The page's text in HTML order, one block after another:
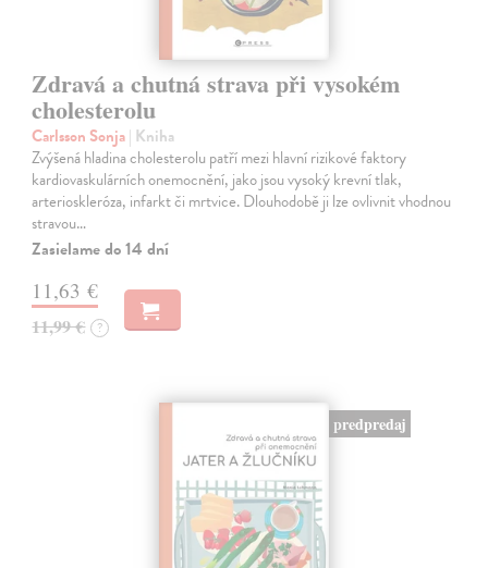
Zdravá a chutná strava při vysokém
cholesterolu
Carlsson Sonja| Kniha
Zvýšená hladina cholesterolu patří mezi hlavní rizikové faktory
kardiovaskulárních onemocnění, jako jsou vysoký krevní tlak,
arterioskleróza, infarkt či mrtvice. Dlouhodobě ji lze ovlivnit vhodnou
stravou…
Zasielame do 14 dní
11,63 €
11,99 € ?
predpredaj